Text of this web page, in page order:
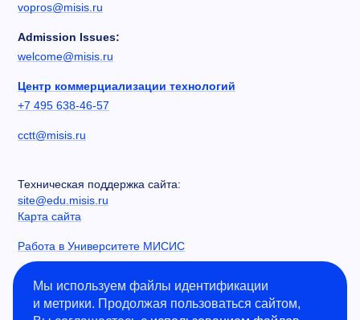
vopros@misis.ru
Admission Issues:
welcome@misis.ru
Центр коммерциализации технологий
+7 495 638-46-57
cctt@misis.ru
Техническая поддержка сайта:
site@edu.misis.ru
Карта сайта
Работа в Университете МИСИС
Информация о закупках
Мы используем файлы идентификации
и метрики. Продолжая пользоваться сайтом,